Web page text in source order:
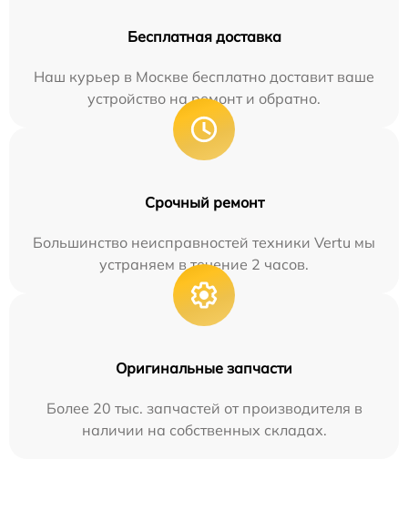
Бесплатная доставка
Наш курьер в Москве бесплатно доставит ваше
устройство на ремонт и обратно.
Срочный ремонт
Большинство неисправностей техники Vertu мы
устраняем в течение 2 часов.
Оригинальные запчасти
Более 20 тыс. запчастей от производителя в
наличии на собственных складах.